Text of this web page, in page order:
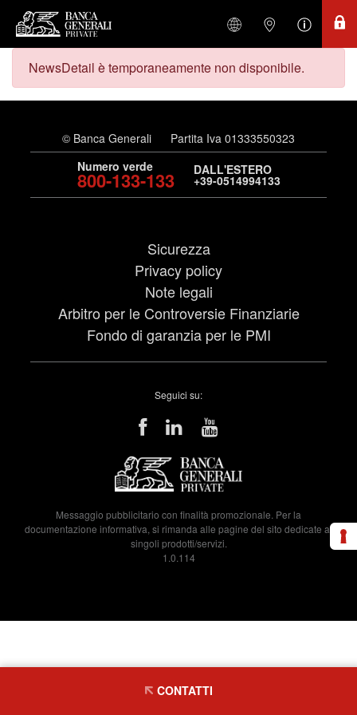
NewsDetail è temporaneamente non disponibile.
© Banca Generali
Partita Iva 01333550323
Numero verde
800-133-133 DALL'ESTERO
+39-0514994133
Sicurezza
Privacy policy
Note legali
Arbitro per le Controversie Finanziarie
Fondo di garanzia per le PMI
Seguici su:
Messaggio pubblicitario con finalità promozionale. Per la
documentazione informativa, si rimanda alle pagine del sito dedicate ai
singoli prodotti/servizi.
1.0.114
CONTATTI